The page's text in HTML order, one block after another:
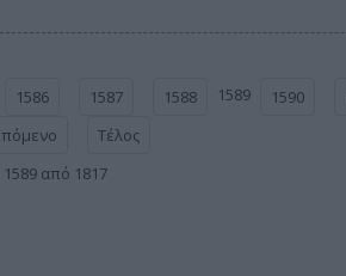
1586 1587 1588 1589 1590
Τέλος
1589 από 1817